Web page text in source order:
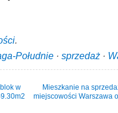
.
Południe · sprzedaż ·
w
Mieszkanie na
miejscowości Warszawa